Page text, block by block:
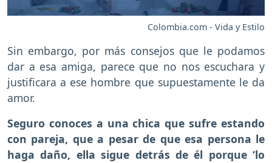
Colombia.com - Vida y Estilo
Sin embargo, por más consejos que le podamos
dar a esa amiga, parece que no nos escuchara y
justificara a ese hombre que supuestamente le da
amor.
Seguro conoces a una chica que sufre estando
con pareja, que a pesar de que esa persona le
haga daño, ella sigue detrás de él porque ‘lo